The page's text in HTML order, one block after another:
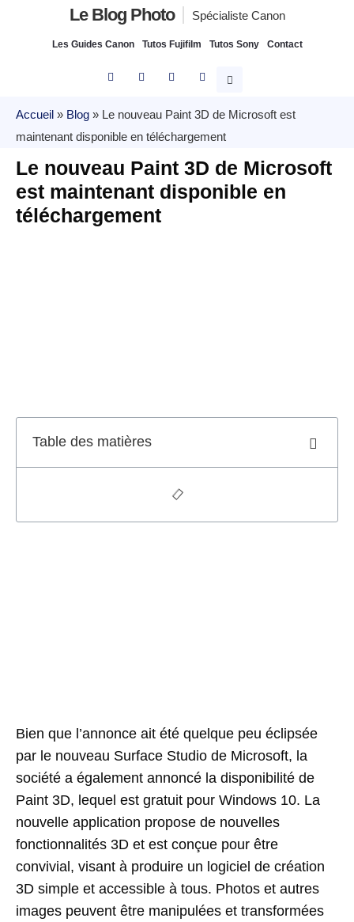
Le Blog Photo Spécialiste Canon
Les Guides Canon Tutos Fujifilm Tutos Sony Contact
Accueil » Blog » Le nouveau Paint 3D de Microsoft est
maintenant disponible en téléchargement
Le nouveau Paint 3D de Microsoft
est maintenant disponible en
téléchargement
Table des matières
Bien que l’annonce ait été quelque peu éclipsée
par le nouveau Surface Studio de Microsoft, la
société a également annoncé la disponibilité de
Paint 3D, lequel est gratuit pour Windows 10. La
nouvelle application propose de nouvelles
fonctionnalités 3D et est conçue pour être
convivial, visant à produire un logiciel de création
3D simple et accessible à tous. Photos et autres
images peuvent être manipulées et transformées